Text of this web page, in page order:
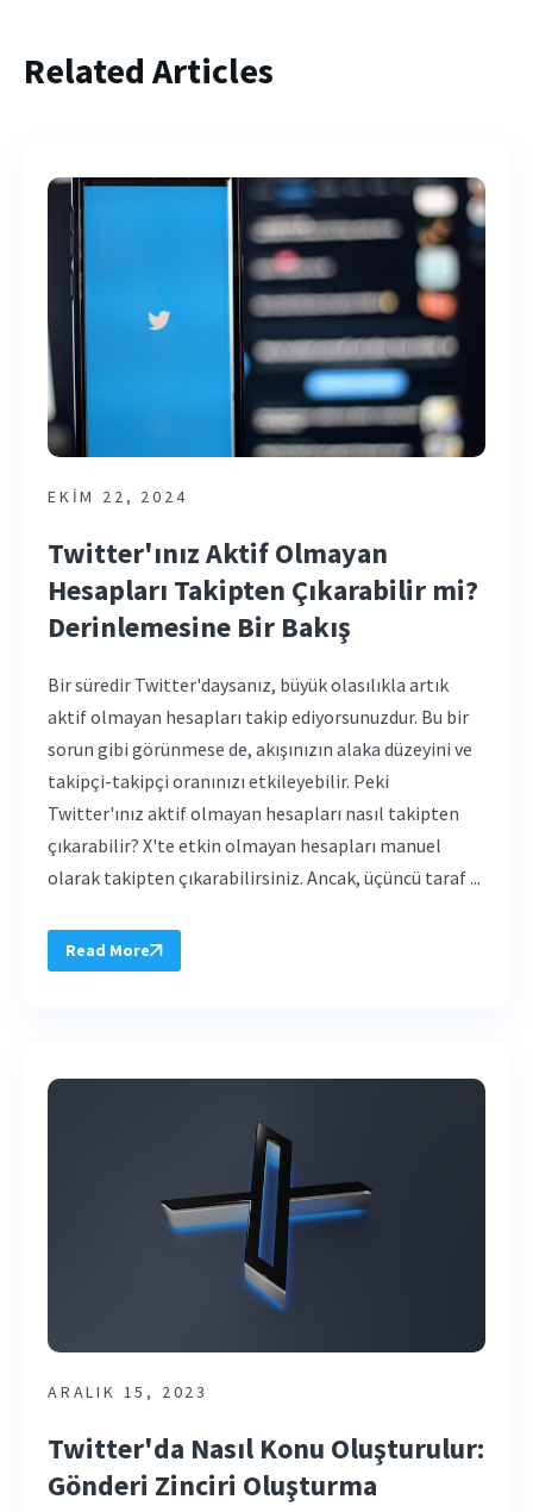
Related Articles
EKIM 22, 2024
Twitter'ınız Aktif Olmayan
Hesapları Takipten Çıkarabilir mi?
Derinlemesine Bir Bakış
Bir süredir Twitter'daysanız, büyük olasılıkla artık
aktif olmayan hesapları takip ediyorsunuzdur. Bu bir
sorun gibi görünmese de, akışınızın alaka düzeyini ve
takipçi-takipçi oranınızı etkileyebilir. Peki
Twitter'ınız aktif olmayan hesapları nasıl takipten
çıkarabilir? X'te etkin olmayan hesapları manuel
olarak takipten çıkarabilirsiniz. Ancak, üçüncü taraf ...
Read More
ARALIK 15, 2023
Twitter'da Nasıl Konu Oluşturulur:
Gönderi Zinciri Oluşturma